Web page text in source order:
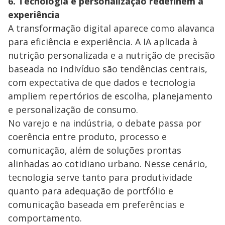
experiência
A transformação digital aparece como alavanca
para eficiência e experiência. A IA aplicada à
nutrição personalizada e a nutrição de precisão
baseada no indivíduo são tendências centrais,
com expectativa de que dados e tecnologia
ampliem repertórios de escolha, planejamento
e personalização de consumo.
No varejo e na indústria, o debate passa por
coerência entre produto, processo e
comunicação, além de soluções prontas
alinhadas ao cotidiano urbano. Nesse cenário,
tecnologia serve tanto para produtividade
quanto para adequação de portfólio e
comunicação baseada em preferências e
comportamento.